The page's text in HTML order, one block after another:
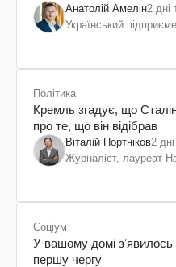
Анатолій Амелін2 дні
Український
Політика
Кремль згадує, що
про те, що він відібрав
Віталій Портніков2
Журналіст, лауреат
Соціум
У вашому домі
першу чергу